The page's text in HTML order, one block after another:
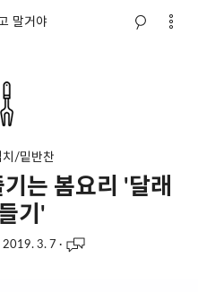
말거야
치/밑반찬
는 봄요리 '달래
기'
2019. 3. 7 ·